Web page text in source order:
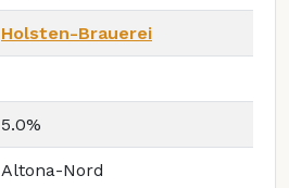
Holsten-Brauerei
5.0%
Altona-Nord